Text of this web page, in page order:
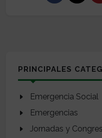
PRINCIPALES
Emergencia Social
Emergencias
Jornadas y